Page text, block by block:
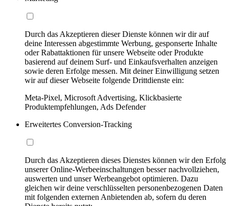
Durch das Akzeptieren dieser Dienste können wir dir auf
deine Interessen abgestimmte Werbung, gesponserte Inhalte
oder Rabattaktionen für unsere Webseite oder Produkte
basierend auf deinem Surf- und Einkaufsverhalten anzeigen
sowie deren Erfolge messen. Mit deiner Einwilligung setzen
wir auf dieser Webseite folgende Drittdienste ein:
Meta-Pixel, Microsoft Advertising, Klickbasierte
Produktempfehlungen, Ads Defender
Erweitertes Conversion-Tracking
Durch das Akzeptieren dieses Dienstes können wir den Erfolg
unserer Online-Werbeeinschaltungen besser nachvollziehen,
auswerten und unser Werbeangebot optimieren. Dazu
gleichen wir deine verschlüsselten personenbezogenen Daten
mit folgenden externen Anbietenden ab, sofern du deren